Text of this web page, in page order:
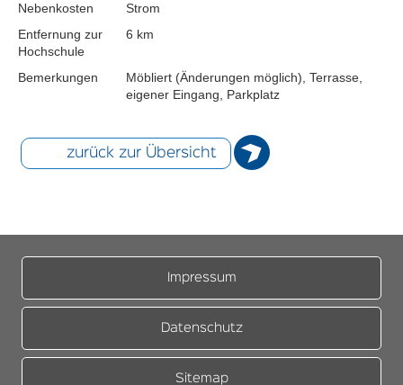
Nebenkosten
Strom
Entfernung zur
Hochschule
6 km
Bemerkungen
Möbliert (Änderungen möglich), Terrasse,
eigener Eingang, Parkplatz
zurück zur Übersicht
Impressum
Datenschutz
Sitemap